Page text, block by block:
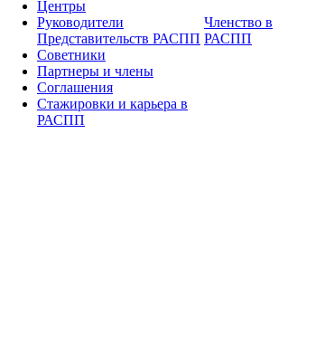
Центры
Руководители
Представительств РАСПП
Советники
Партнеры и члены
Соглашения
Стажировки и карьера в
РАСПП
Членство в
РАСПП